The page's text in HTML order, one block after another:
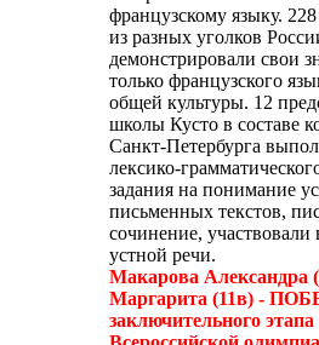
французскому языку.
из разных уголков
демонстрировали свои
только французского
общей культуры. 12
школы Кусто в составе
Санкт-Петербурга
лексико-
задания на понимание
письменных текстов,
сочинение, участвовали
устной речи.
Макарова Александра
Маргарита (11в) -
заключительного этапа